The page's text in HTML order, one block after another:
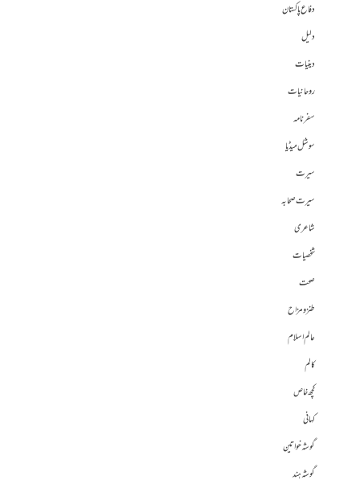
دفاع پاکستان
دلیل
دینیات
روحانیات
سفرنامہ
سوشل میڈیا
سیرت
سیرت صحابہ
شاعری
شخصیات
صحت
طنز و مزاح
عالم اسلام
کالم
کچھ خاص
کہانی
گوشہ خواتین
گوشہ ہند